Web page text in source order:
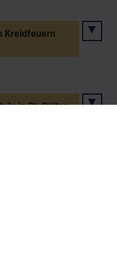
Kreidfeuern
in St. Pölten